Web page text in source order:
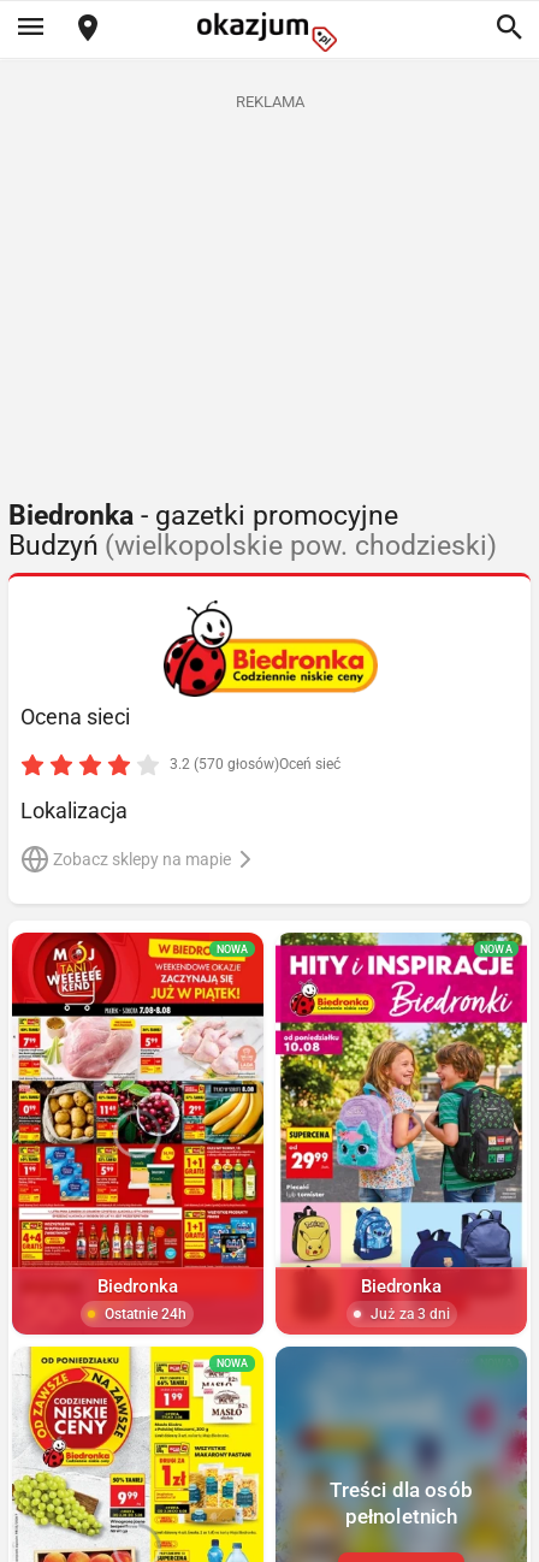
REKLAMA
Biedronka - gazetki promocyjne
Budzyń (wielkopolskie pow. chodzieski)
Ocena sieci
3.2 (570 głosów)Oceń sieć
Lokalizacja
Zobacz sklepy na mapie
NOWA
Biedronka
Ostatnie 24h
NOWA
Biedronka
Już za 3 dni
NOWA
Treści dla osób
pełnoletnich